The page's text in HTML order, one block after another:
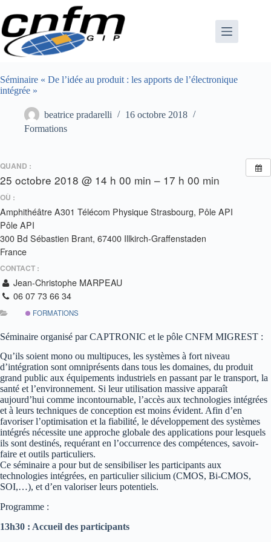
au
contenu
Séminaire « De l’idée au produit : les apports de l’électronique
intégrée »
beatrice pradarelli
16 octobre 2018
Formations
QUAND :
25 octobre 2018 @ 14 h 00 min – 17 h 00 min
OÙ :
Amphithéâtre A301 Télécom Physique Strasbourg, Pôle API
Pôle API
300 Bd Sébastien Brant, 67400 Illkirch-Graffenstaden
France
CONTACT :
Jean-Christophe MARPEAU
06 07 73 66 34
FORMATIONS
Séminaire organisé par CAPTRONIC et le pôle CNFM MIGREST :
Qu’ils soient mono ou multipuces, les systèmes à fort niveau
d’intégration sont omniprésents dans tous les domaines, du produit
grand public aux équipements industriels en passant par le transport, la
santé et l’environnement. Si leur utilisation massive apparaît
aujourd’hui comme incontournable, l’accès aux technologies intégrées
et à leurs techniques de conception est moins évident. Afin d’en
favoriser l’optimisation et la fiabilité, le développement des systèmes
intégrés nécessite une approche globale des applications pour lesquels
ils sont destinés, requérant en l’occurrence des compétences, savoir-
faire et outils particuliers.
Ce séminaire a pour but de sensibiliser les participants aux
technologies intégrées, en particulier silicium (CMOS, Bi-CMOS,
SOI,…), et d’en valoriser leurs potentiels.
Programme :
13h30 : Accueil des participants